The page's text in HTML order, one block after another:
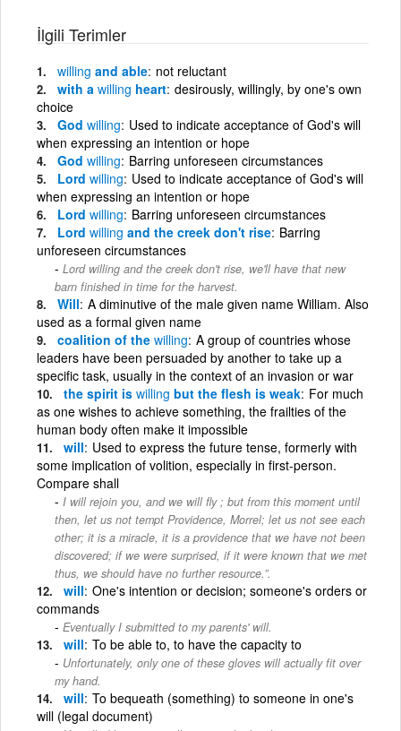
İlgili Terimler
willing and able not reluctant
with a willing heart desirously, willingly, by one's own
choice
God willing Used to indicate acceptance of God's will
when expressing an intention or hope
God willing Barring unforeseen circumstances
Lord willing Used to indicate acceptance of God's will
when expressing an intention or hope
Lord willing Barring unforeseen circumstances
Lord willing and the creek don't rise Barring
unforeseen circumstances
Lord willing and the creek don't rise, we'll have that new
barn finished in time for the harvest.
Will A diminutive of the male given name William. Also
used as a formal given name
coalition of the willing A group of countries whose
leaders have been persuaded by another to take up a
specific task, usually in the context of an invasion or war
the spirit is willing but the flesh is weak For much
as one wishes to achieve something, the frailties of the
human body often make it impossible
will Used to express the future tense, formerly with
some implication of volition, especially in first-person.
Compare shall
I will rejoin you, and we will fly ; but from this moment until
then, let us not tempt Providence, Morrel; let us not see each
other; it is a miracle, it is a providence that we have not been
discovered; if we were surprised, if it were known that we met
thus, we should have no further resource.”.
will One's intention or decision; someone's orders or
commands
Eventually I submitted to my parents' will.
will To be able to, to have the capacity to
Unfortunately, only one of these gloves will actually fit over
my hand.
will To bequeath (something) to someone in one's
will (legal document)